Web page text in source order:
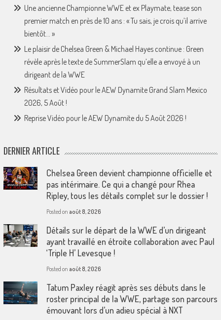
Une ancienne Championne WWE et ex Playmate, tease son
premier match en près de 10 ans : « Tu sais, je crois qu’il arrive
bientôt… »
Le plaisir de Chelsea Green & Michael Hayes continue : Green
révèle après le texte de SummerSlam qu’elle a envoyé à un
dirigeant de la WWE
Résultats et Vidéo pour le AEW Dynamite Grand Slam Mexico
2026, 5 Août !
Reprise Vidéo pour le AEW Dynamite du 5 Août 2026 !
DERNIER ARTICLE
Chelsea Green devient championne officielle et
pas intérimaire. Ce qui a changé pour Rhea
Ripley, tous les détails complet sur le dossier !
Posted on août 8, 2026
Détails sur le départ de la WWE d’un dirigeant
ayant travaillé en étroite collaboration avec Paul
‘Triple H’ Levesque !
Posted on août 8, 2026
Tatum Paxley réagit après ses débuts dans le
roster principal de la WWE, partage son parcours
émouvant lors d’un adieu spécial à NXT